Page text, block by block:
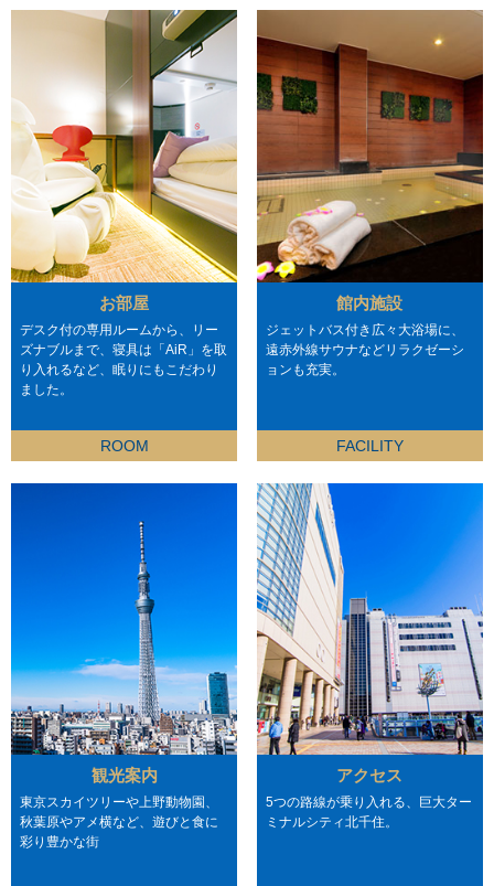
お部屋
デスク付の専用ルームから、リー
ズナブルまで、寝具は「AiR」を取
り入れるなど、眠りにもこだわり
ました。
ROOM
館内施設
ジェットバス付き広々大浴場に、
遠赤外線サウナなどリラクゼーシ
ョンも充実。
FACILITY
観光案内
東京スカイツリーや上野動物園、
秋葉原やアメ横など、遊びと食に
彩り豊かな街
アクセス
5つの路線が乗り入れる、巨大ター
ミナルシティ北千住。